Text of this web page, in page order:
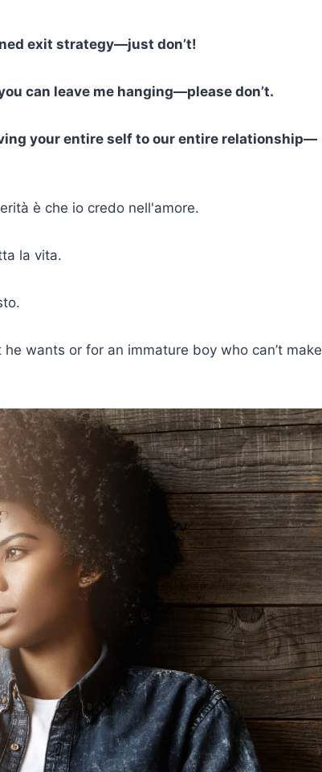
exit strategy—just don’t!
can leave me hanging—please don’t.
your entire self to our entire relationship—
è che io credo nell'amore.
la vita.
wants or for an immature boy who can’t make